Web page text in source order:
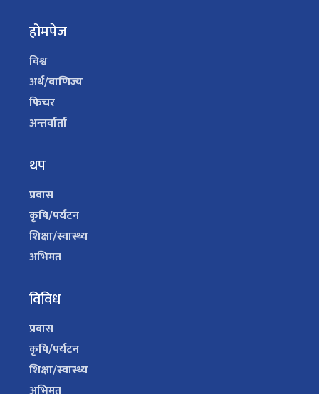
होमपेज
विश्व
अर्थ/वाणिज्य
फिचर
अन्तर्वार्ता
थप
प्रवास
कृषि/पर्यटन
शिक्षा/स्वास्थ्य
अभिमत
विविध
प्रवास
कृषि/पर्यटन
शिक्षा/स्वास्थ्य